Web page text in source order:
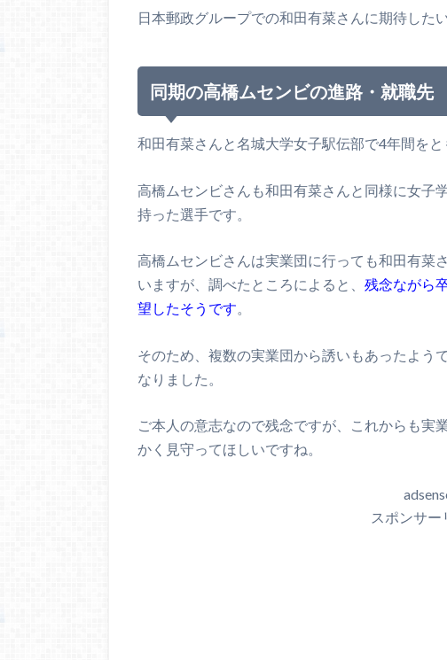
日本郵政グループでの和田有菜さんに期待した
同期の高橋ムセンビの進路・就職先
和田有菜さんと名城大学女子駅伝部で4年間を
高橋ムセンビさんも和田有菜さんと同様に女子
持った選手です。
高橋ムセンビさんは実業団に行っても和田有菜
いますが、調べたところによると、 残念ながら
望したそうです。
そのため、複数の実業団から誘いもあったよう
なりました。
ご本人の意志なので残念ですが、これからも実
かく見守ってほしいですね。
スポンサー